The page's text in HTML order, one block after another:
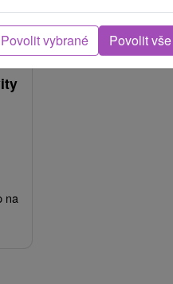
Kč
na
Povolit vybrané Povolit vše